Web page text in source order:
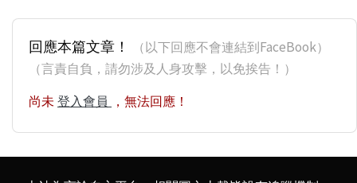
回應本篇文章！
（以下回應不會連結到FaceBook）
（言責自負，請勿涉及人身攻擊，以免挨告！）
尚未 登入會員 ，無法回應！